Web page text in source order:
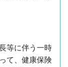
等に伴う一時
て、健康保険